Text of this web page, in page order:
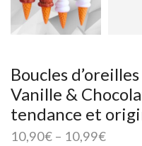
Boucles
Vanille &
tendance et
10,90€ – 10,99€